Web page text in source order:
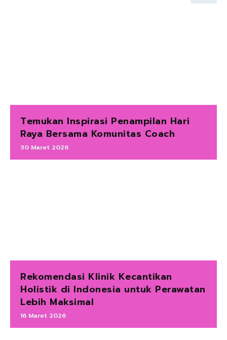
Temukan Inspirasi Penampilan Hari
Raya Bersama Komunitas Coach
30 Maret 2026
Rekomendasi Klinik Kecantikan
Holistik di Indonesia untuk Perawatan
Lebih Maksimal
16 Maret 2026